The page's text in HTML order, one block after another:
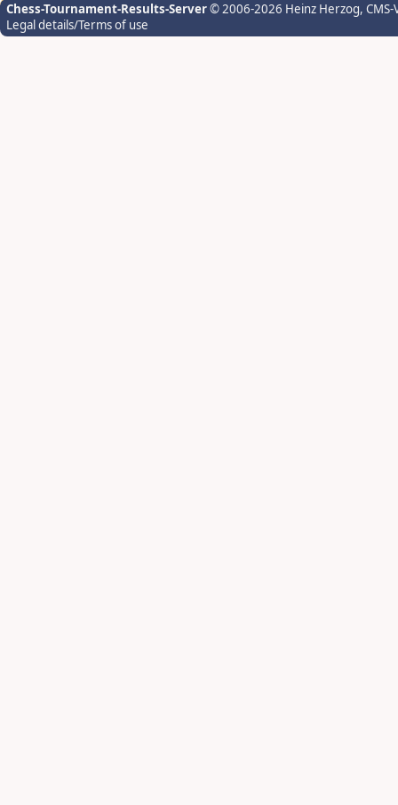
Chess-Tournament-Results-Server© 2006-2026 Heinz Herzog,
Legal details/Terms of use